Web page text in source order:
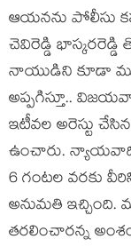
ఆయ‌న‌ను పోలీసు
చెవిరెడ్డి
నాయుడిని కూడా
అప్ప‌గిస్తూ..
ఇటీవ‌ల అరెస్టు
ఉంచారు.
6 గంట‌ల వ‌ర‌కు
అనుమ‌తి ఇచ్చింది.
త‌ర‌లించార‌న్న